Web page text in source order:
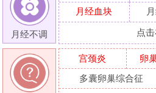
月经不调
月经血块
点
宫颈炎 卵
多囊卵巢综合征